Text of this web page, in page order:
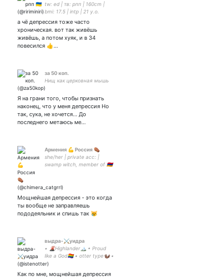
tw: ed | тв: рпп | 160cm |
bmi: 17.5 | intp | 21 y.o.
а чё депрессия тоже часто
хроническая. вот так живёшь
живёшь, а потом хуяк, и в 34
повесился 👍…
за 50 коп.
Нищ как церковная мышь
Я на грани того, чтобы признать
наконец, что у меня депрессия Но
так, сука, не хочется... До
последнего метаюсь ме…
Армения 💪 Россия ⚰️
she/her | private acc: |
swamp witch, member of 🇦🇲
Мощнейшая депрессия - это когда
ты вообще не заправляешь
пододеяльник и спишь так 😿
выдра-⚔️уидра
• 🌋Highlander🏔 • Proud
like a God🏳️‍🌈 • otter type🦦 •
he/HIM/his • trip-hop lover •
Как по мне, мощнейшая депрессия